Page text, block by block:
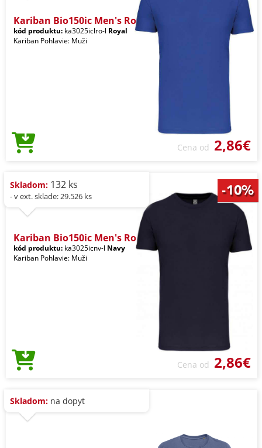
Kariban Bio150ic Men's Ro
kód produktu: ka3025iclro-l Royal
Kariban Pohlavie: Muži
Cena od 2,86€
Skladom: 132 ks
- v ext. sklade: 29.526 ks
Kariban Bio150ic Men's Ro
kód produktu: ka3025icnv-l Navy
Kariban Pohlavie: Muži
Cena od 2,86€
Skladom: na dopyt